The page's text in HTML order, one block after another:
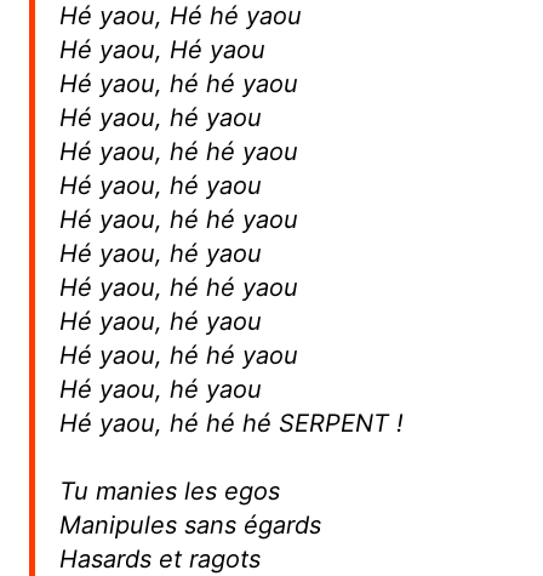
Hé yaou, Hé hé yaou
Hé yaou, Hé yaou
Hé yaou, hé hé yaou
Hé yaou, hé yaou
Hé yaou, hé hé yaou
Hé yaou, hé yaou
Hé yaou, hé hé yaou
Hé yaou, hé yaou
Hé yaou, hé hé yaou
Hé yaou, hé yaou
Hé yaou, hé hé yaou
Hé yaou, hé yaou
Hé yaou, hé hé hé SERPENT !
Tu manies les egos
Manipules sans égards
Hasards et ragots